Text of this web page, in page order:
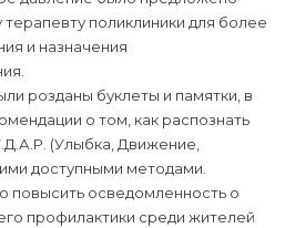
терапевту поликлиники для более
и назначения
розданы буклеты и памятки, в
о том, как распознать
(Улыбка, Движение,
доступными методами.
повысить осведомленность о
профилактики среди жителей